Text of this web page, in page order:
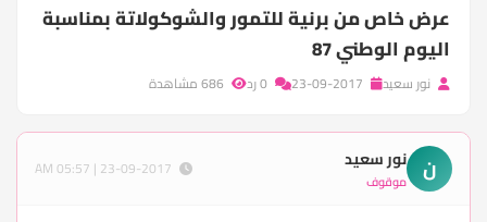
عرض خاص من برنية للتمور والشوكولاتة بمناسبة
اليوم الوطني 87
نور سعيد
ن نور سعيد
موقوف